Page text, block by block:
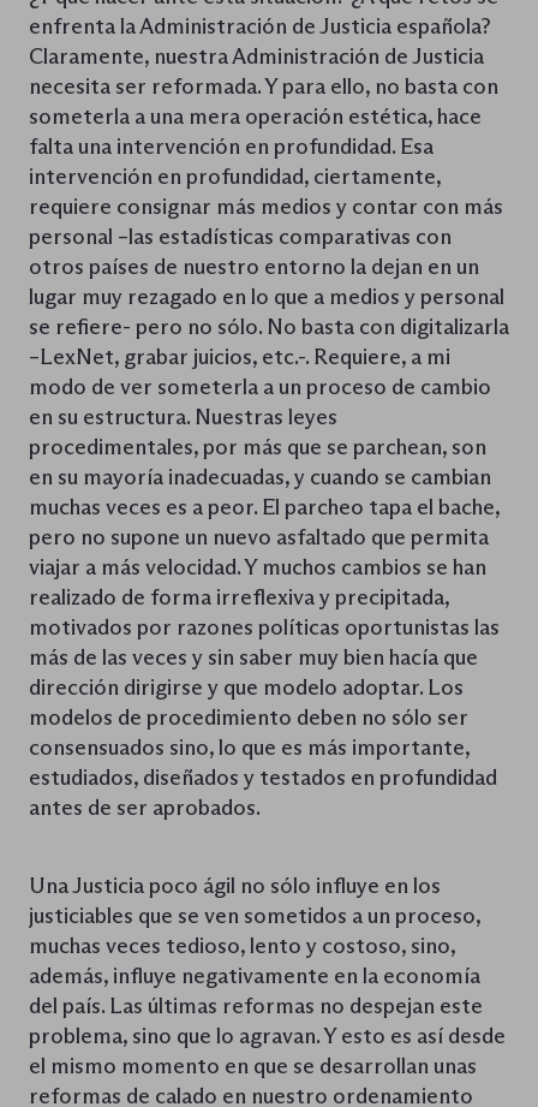
enfrenta la Administración de Justicia española?
Claramente, nuestra Administración de Justicia
necesita ser reformada. Y para ello, no basta con
someterla a una mera operación estética, hace
falta una intervención en profundidad. Esa
intervención en profundidad, ciertamente,
requiere consignar más medios y contar con más
personal –las estadísticas comparativas con
otros países de nuestro entorno la dejan en un
lugar muy rezagado en lo que a medios y personal
se refiere- pero no sólo. No basta con digitalizarla
–LexNet, grabar juicios, etc.-. Requiere, a mi
modo de ver someterla a un proceso de cambio
en su estructura. Nuestras leyes
procedimentales, por más que se parchean, son
en su mayoría inadecuadas, y cuando se cambian
muchas veces es a peor. El parcheo tapa el bache,
pero no supone un nuevo asfaltado que permita
viajar a más velocidad. Y muchos cambios se han
realizado de forma irreflexiva y precipitada,
motivados por razones políticas oportunistas las
más de las veces y sin saber muy bien hacía que
dirección dirigirse y que modelo adoptar. Los
modelos de procedimiento deben no sólo ser
consensuados sino, lo que es más importante,
estudiados, diseñados y testados en profundidad
antes de ser aprobados.
Una Justicia poco ágil no sólo influye en los
justiciables que se ven sometidos a un proceso,
muchas veces tedioso, lento y costoso, sino,
además, influye negativamente en la economía
del país. Las últimas reformas no despejan este
problema, sino que lo agravan. Y esto es así desde
el mismo momento en que se desarrollan unas
reformas de calado en nuestro ordenamiento